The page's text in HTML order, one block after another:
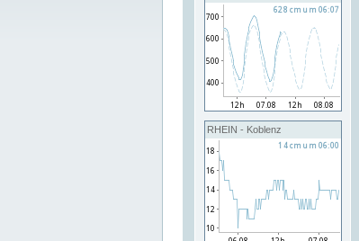
RHEIN - Koblenz